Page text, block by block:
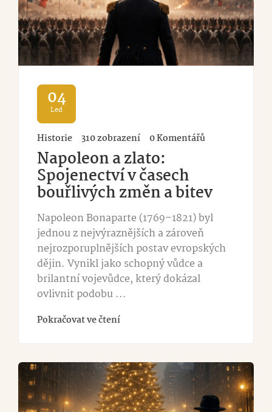
04
Led
Historie 310 zobrazení 0 Komentářů
Napoleon a zlato:
Spojenectví v časech
bouřlivých změn a bitev
Napoleon Bonaparte (1769–1821) byl
jednou z nejvýraznějších a zároveň
nejrozporuplnějších postav evropských
dějin. Vynikl jako schopný vůdce a
brilantní vojevůdce, který dokázal
ovlivnit podobu ...
Pokračovat ve čtení